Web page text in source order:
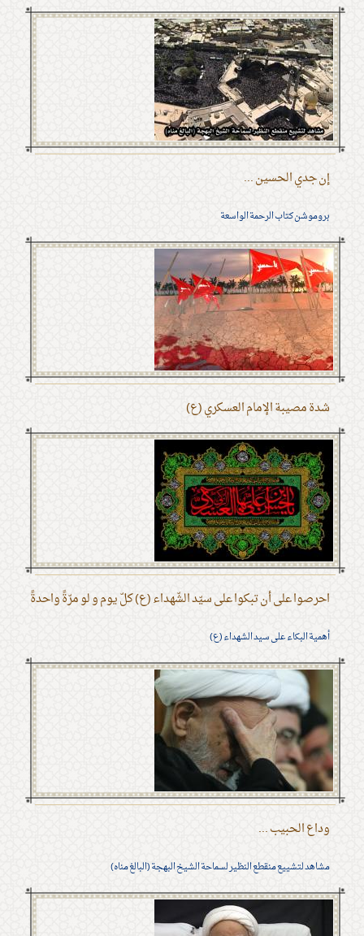
إن جدي الحسين ...
بروموشن كتاب الرحمة الواسعة
شدة مصيبة الإمام العسكري (ع)
احرصوا على أن تبكوا على سيّد الشّهداء (ع) كلّ يوم و لو مرّةً واحدةً
أهمية البكاء على سيد الشهداء (ع)
وداع الحبيب ...
مشاهد لتشييع منقطع النظير لسماحة الشيخ البهجة (البالغ مناه)